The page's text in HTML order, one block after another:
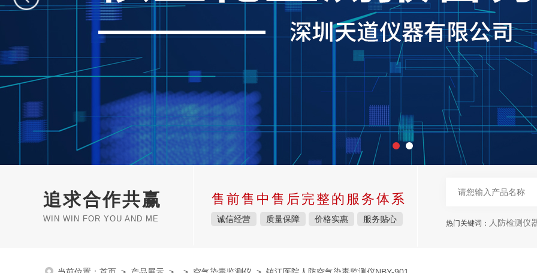
追求合作共赢
WIN WIN FOR YOU AND ME
售前售中售后完整的服务体系
诚信经营 质量保障 价格实惠 服务贴心 热门关键词： 人防检测仪